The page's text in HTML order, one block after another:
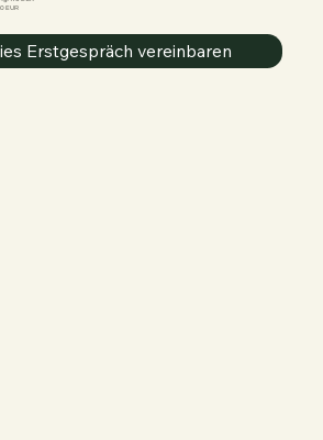
EUR
Erstgespräch vereinbaren